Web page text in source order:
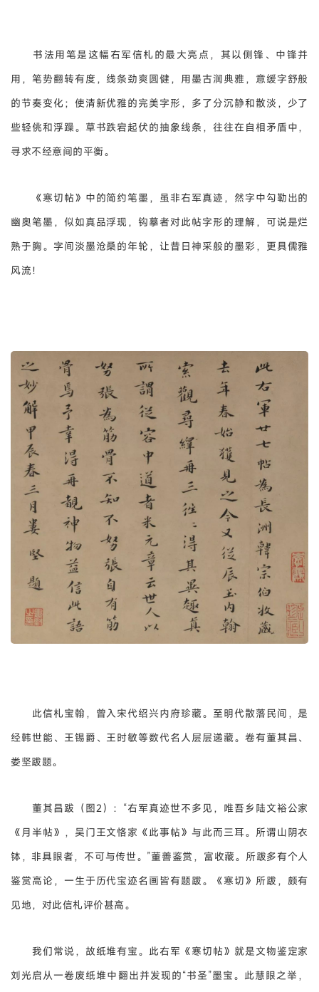
书法用笔是这幅右军信札的最大亮点，其以侧锋、中锋并
用，笔势翻转有度，线条劲爽圆健，用墨古润典雅，意缓字舒般
的节奏变化；使清新优雅的完美字形，多了分沉静和散淡，少了
些轻佻和浮躁。草书跌宕起伏的抽象线条，往往在自相矛盾中，
寻求不经意间的平衡。
《寒切帖》中的简约笔墨，虽非右军真迹，然字中勾勒出的
幽奥笔墨，似如真品浮现，钩摹者对此帖字形的理解，可说是烂
熟于胸。字间淡墨沧桑的年轮，让昔日神采般的墨彩，更具儒雅
风流！
此信札宝翰，曾入宋代绍兴内府珍藏。至明代散落民间，是
经韩世能、王锡爵、王时敏等数代名人层层递藏。卷有董其昌、
娄坚跋题。
董其昌跋（图2）：“右军真迹世不多见，唯吾乡陆文裕公家
《月半帖》，吴门王文恪家《此事帖》与此而三耳。所谓山阴衣
钵，非具眼者，不可与传世。”董善鉴赏，富收藏。所跋多有个人
鉴赏高论，一生于历代宝迹名画皆有题跋。《寒切》所跋，颇有
见地，对此信札评价甚高。
我们常说，故纸堆有宝。此右军《寒切帖》就是文物鉴定家
刘光启从一卷废纸堆中翻出并发现的“书圣”墨宝。此慧眼之举，